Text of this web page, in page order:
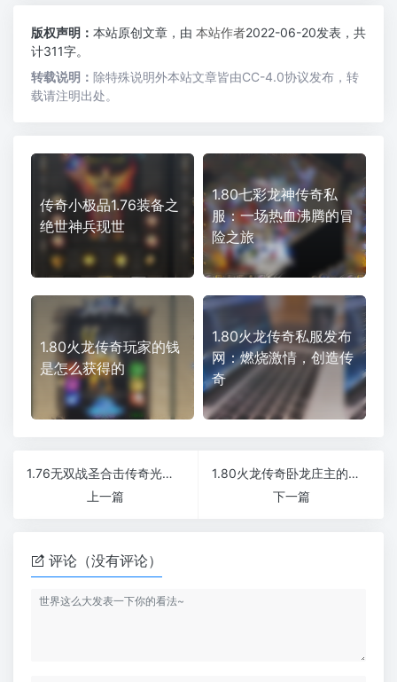
版权声明： 本站原创文章，由 本站作者2022-06-20发表，共
计311字。
转载说明： 除特殊说明外本站文章皆由CC-4.0协议发布，转
载请注明出处。
传奇小极品1.76装备之
绝世神兵现世
1.80七彩龙神传奇私
服：一场热血沸腾的冒
险之旅
1.80火龙传奇玩家的钱
是怎么获得的
1.80火龙传奇私服发布
网：燃烧激情，创造传
奇
1.76无双战圣合击传奇光柱无限爆长久耐玩版
上一篇
1.80火龙传奇卧龙庄主的爆率要如何提升
下一篇
评论（没有评论）